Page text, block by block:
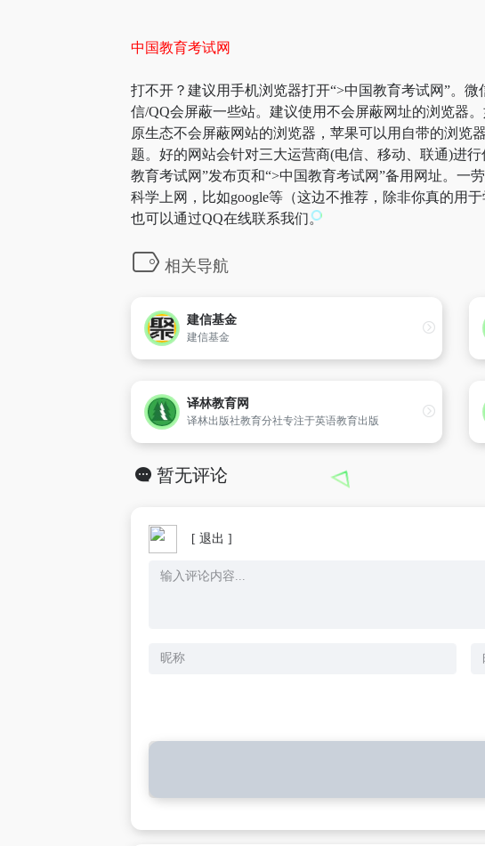
中国教育考试网
打不开？建议用手机浏览器打开“>中国教育考试网”。
信/QQ会屏蔽一些站。建议使用不会屏蔽网址的浏览器
原生态不会屏蔽网站的浏览器，苹果可以用自带的浏览
题。好的网站会针对三大运营商(电信、移动、联通)进
教育考试网”发布页和“>中国教育考试网”备用网址。一
科学上网，比如google等（这边不推荐，除非你真的用
也可以通过QQ在线联系我们。
相关导航
建信基金
建信基金
译林教育网
译林出版社教育分社专注于英语教育出版
暂无评论
[ 退出 ]